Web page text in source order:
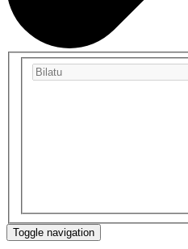
Toggle navigation